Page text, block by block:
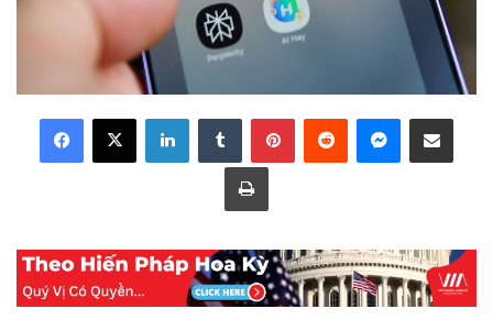
LinkedInTumblr PinterestReddit Messenger
Share via Email
Print